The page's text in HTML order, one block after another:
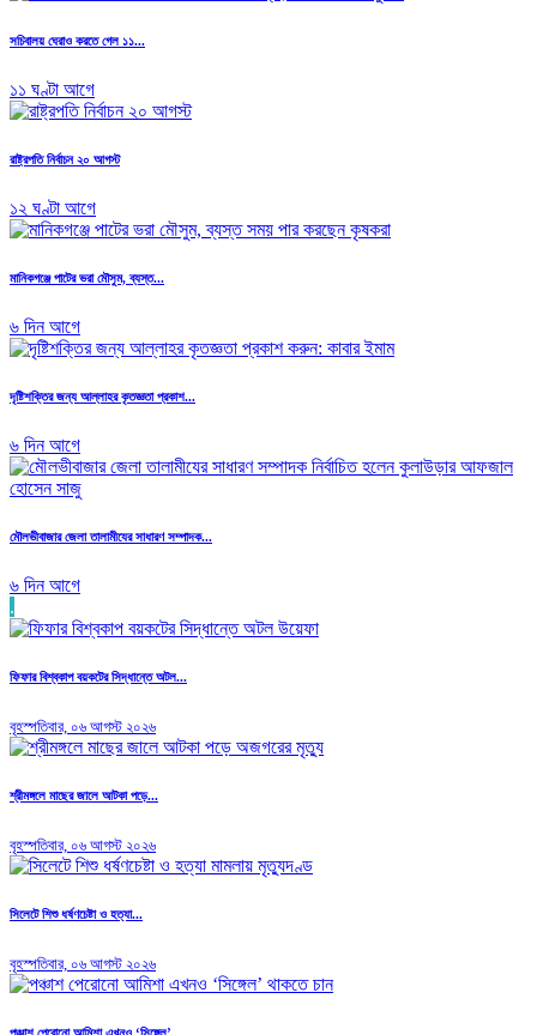
সচিবালয় ঘেরাও করতে গেল ১১...
১১ ঘণ্টা আগে
রাষ্ট্রপতি নির্বাচন ২০ আগস্ট
১২ ঘণ্টা আগে
মানিকগঞ্জে পাটের ভরা মৌসুম, ব্যস্ত...
৬ দিন আগে
দৃষ্টিশক্তির জন্য আল্লাহর কৃতজ্ঞতা প্রকাশ...
৬ দিন আগে
মৌলভীবাজার জেলা তালামীযের সাধারণ সম্পাদক...
৬ দিন আগে
.
ফিফার বিশ্বকাপ বয়কটের সিদ্ধান্তে অটল...
বৃহস্পতিবার, ০৬ আগস্ট ২০২৬
শ্রীমঙ্গলে মাছের জালে আটকা পড়ে...
বৃহস্পতিবার, ০৬ আগস্ট ২০২৬
সিলেটে শিশু ধর্ষণচেষ্টা ও হত্যা...
বৃহস্পতিবার, ০৬ আগস্ট ২০২৬